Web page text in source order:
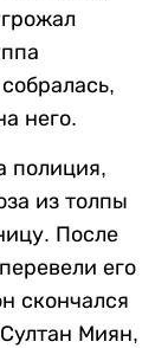
него.
полиция,
из толпы
После
его
скончался
Миян,